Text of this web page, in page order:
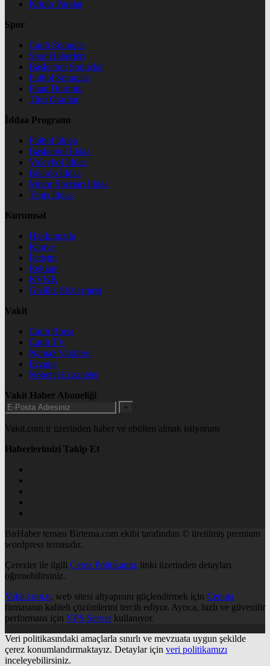
Kripto Paralar
Spor
Canlı Sonuçlar
Spor Haberleri
Basketbol Sonuçlar
Futbol Sonuçlar
Puan Durumu
Tüm Oranlar
İddaa Programı
Futbol İddaa
Basketbol İddaa
Voleybol İddaa
Bilardo İddaa
Motor Sporları İddaa
Tenis İddaa
Kurumsal
Hakkımızda
Künye
İletişim
Reklam
KVKK
Gizlilik Sözleşmesi
Vakit
Canlı Borsa
Canlı TV
Namaz Vakitleri
Eczane
Nöbetçi Eczaneler
Vakit Haber Aboneliği
+
Vakit.com.tr üzerinden haber ve ebülten almak istiyorum
Haberlerimizi Takip Et
BirHaber teması Birtema.com ekibi tarafından © üretilmiş premium
wordpress temasıdır.
Çerezler ile ilgili Çerez Politikamız linki üzerinden detayları
öğrenebilirsiniz.
Vakit.com.tr, web sitesi altyapısını güçlendirmek için Cenuta
firmasının kaliteli çözümlerini tercih ediyor. Ayrıca, hızlı ve güvenilir
performans için VPS Serverkullanıyor.
Veri politikasındaki amaçlarla sınırlı ve mevzuata uygun şekilde
çerez konumlandırmaktayız. Detaylar için veri politikamızı
inceleyebilirsiniz.